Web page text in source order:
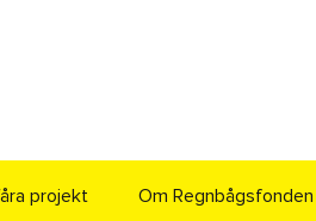
projekt Om Regnbågsfonden